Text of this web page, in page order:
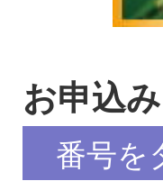
お申込
番号を